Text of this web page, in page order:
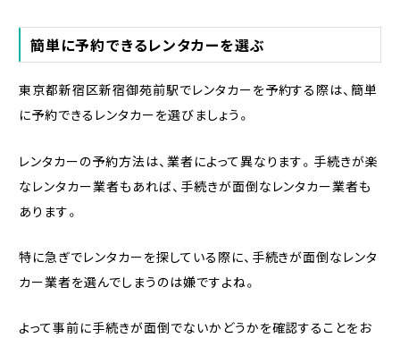
簡単に予約できるレンタカーを選ぶ
東京都新宿区新宿御苑前駅でレンタカーを予約する際は、簡単
に予約できるレンタカーを選びましょう。
レンタカーの予約方法は、業者によって異なります。手続きが楽
なレンタカー業者もあれば、手続きが面倒なレンタカー業者も
あります。
特に急ぎでレンタカーを探している際に、手続きが面倒なレンタ
カー業者を選んでしまうのは嫌ですよね。
よって事前に手続きが面倒でないかどうかを確認することをお